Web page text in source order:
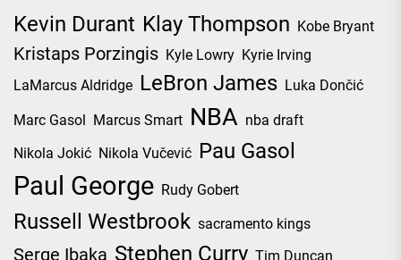
Kevin Durant Klay Thompson Kobe Bryant
Kristaps Porzingis Kyle Lowry Kyrie Irving
LaMarcus Aldridge LeBron James Luka Dončić
Marc Gasol Marcus Smart NBA nba draft
Nikola Jokić Nikola Vučević Pau Gasol
Paul George Rudy Gobert
Russell Westbrook sacramento kings
Serge Ibaka Stephen Curry Tim Duncan